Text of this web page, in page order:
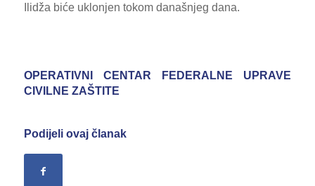
Ilidža biće uklonjen tokom današnjeg dana.
OPERATIVNI CENTAR FEDERALNE UPRAVE
CIVILNE ZAŠTITE
Podijeli ovaj članak